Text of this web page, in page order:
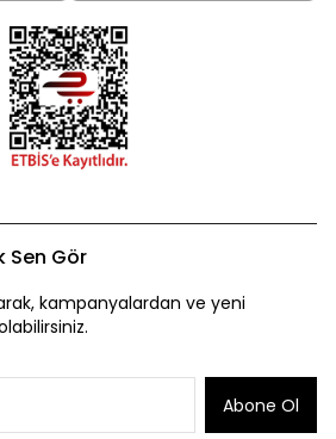
Sen Gör
kampanyalardan ve yeni
Abone Ol